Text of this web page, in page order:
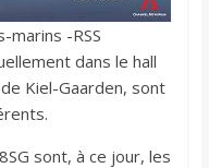
-RSS
dans le hall
Kiel-Gaarden, sont
sont, à ce jour, les